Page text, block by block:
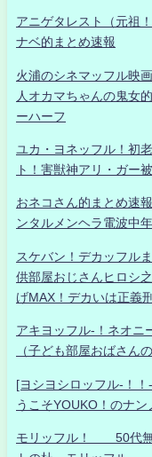
アニゲタレスト（元祖
ナベ的まとめ速報
火浦のシネマッフル映
人オカマちゃんの鬼女
ーハーフ
ユカ・ヨネッフル！初
ト！害獣神アリ・ガー
おネコさん的まとめ速
ンタルメンヘラ電波中
スケバン！デカッフル
供部屋おじさんヒロシ
げMAX！デカいは正義
アキヨッフル-！ネオニ
（子ども部屋おばさん
[ヨシヨシロッフル-！
うこそYOUKO！のナ
モリッフル！ 50代無